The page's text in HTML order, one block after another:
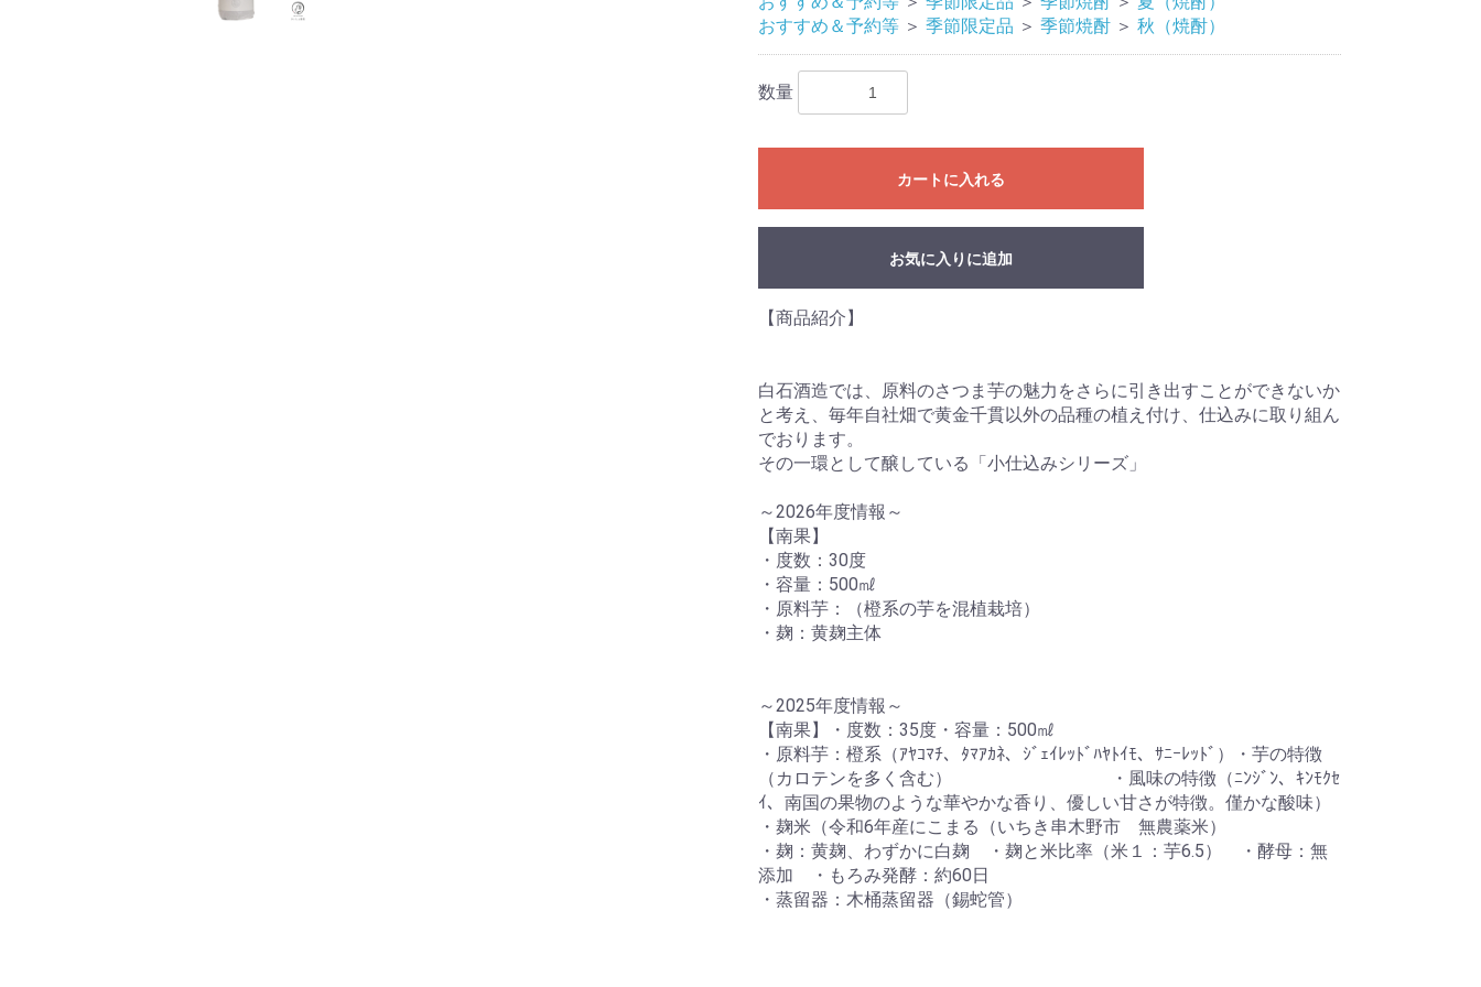
おすすめ＆予約等 ＞ 季節限定品 ＞ 季節焼酎 ＞ 秋（焼酎）
数量
カートに入れる
お気に入りに追加
【商品紹介】
白石酒造では、原料のさつま芋の魅力をさらに引き出すことができないか
と考え、毎年自社畑で黄金千貫以外の品種の植え付け、仕込みに取り組ん
でおります。
その一環として醸している「小仕込みシリーズ」
～2026年度情報～
【南果】
・度数：30度
・容量：500㎖
・原料芋：（橙系の芋を混植栽培）
・麹：黄麹主体
～2025年度情報～
【南果】・度数：35度・容量：500㎖
・原料芋：橙系（ｱﾔｺﾏﾁ、ﾀﾏｱｶﾈ、ｼﾞｪｲﾚｯﾄﾞﾊﾔﾄｲﾓ、ｻﾆｰﾚｯﾄﾞ）・芋の特徴
（カロテンを多く含む） ・風味の特徴（ﾆﾝｼﾞﾝ、ｷﾝﾓｸｾ
ｲ、南国の果物のような華やかな香り、優しい甘さが特徴。僅かな酸味）
・麹米（令和6年産にこまる（いちき串木野市 無農薬米）
・麹：黄麹、わずかに白麹 ・麹と米比率（米１：芋6.5） ・酵母：無
添加 ・もろみ発酵：約60日
・蒸留器：木桶蒸留器（錫蛇管）